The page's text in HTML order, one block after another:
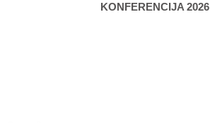
KONFERENCIJA 2026